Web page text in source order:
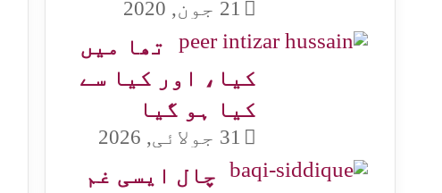
21 جون, 2020
تھا میں
کیا، اور کیا سے
کیا ہو گیا
31 جولائی, 2026
چال ایسی غم